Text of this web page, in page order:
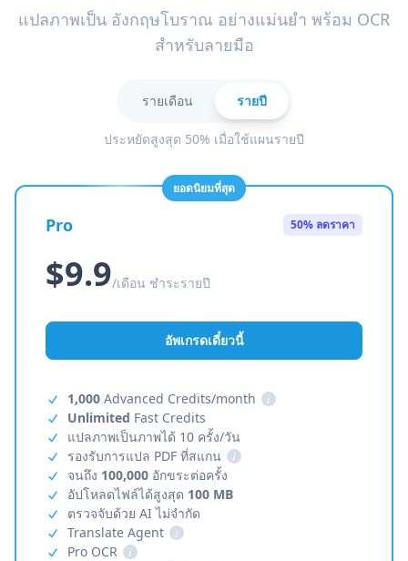
แปลภาพเป็น อังกฤษโบราณ อย่างแม่นยำ พร้อม OCR
สำหรับลายมือ
รายเดือน รายปี
ประหยัดสูงสุด 50% เมื่อใช้แผนรายปี
ยอดนิยมที่สุด
Pro 50% ลดราคา
$9.9/เดือน ชำระรายปี
อัพเกรดเดี๋ยวนี้
1,000 Advanced Credits/month
i
Unlimited Fast Credits
แปลภาพเป็นภาพได้ 10 ครั้ง/วัน
รองรับการแปล PDF ที่สแกน
i
จนถึง 100,000 อักขระต่อครั้ง
อัปโหลดไฟล์ได้สูงสุด 100 MB
ตรวจจับด้วย AI ไม่จำกัด
Translate Agent
i
Pro OCR
i